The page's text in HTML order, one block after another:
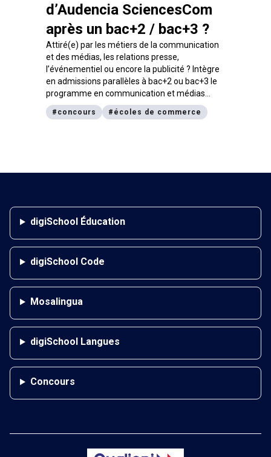
d’Audencia SciencesCom
après un bac+2 / bac+3 ?
Attiré(e) par les métiers de la communication
et des médias, les relations presse,
l’événementiel ou encore la publicité ? Intègre
en admissions parallèles à bac+2 ou bac+3 le
programme en communication et médias
d’Audencia SciencesCom. Une formation en 3
ans, délivrant un diplôme bac+5 visé par le
# concours # écoles de commerce
digiSchool Éducation
digiSchool Code
Mosalingua
digiSchool Langues
Concours